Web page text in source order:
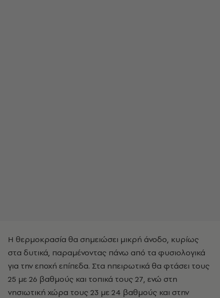
Η θερμοκρασία θα σημειώσει μικρή άνοδο, κυρίως
στα δυτικά, παραμένοντας πάνω από τα φυσιολογικά
για την εποχή επίπεδα. Στα ηπειρωτικά θα φτάσει τους
25 με 26 βαθμούς και τοπικά τους 27, ενώ στη
νησιωτική χώρα τους 23 με 24 βαθμούς και στην